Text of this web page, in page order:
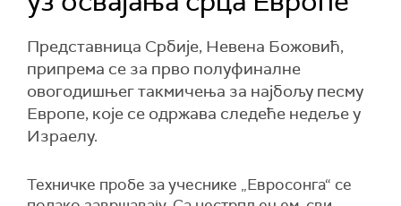
Представница Србије, Невена Божовић,
припрема се за прво полуфиналне
овогодишњег такмичења за најбољу песму
Европе, које се одржава следеће недеље у
Израелу.
Техничке пробе за учеснике „Евросонга“ се